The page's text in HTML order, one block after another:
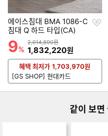
에이스침대 BMA 1086-C
침대 Q 하드 타입(CA)
할인률
9%
상품금액
2,014,890원
할인금액
1,832,220원
찜
혜택 최저가 1,703,970원
[GS SHOP] 현대카드
같이 보면